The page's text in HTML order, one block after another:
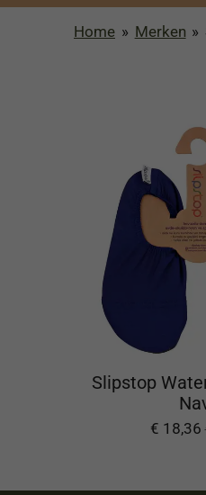
Home » Merken »
Slipstop
€ 18,36